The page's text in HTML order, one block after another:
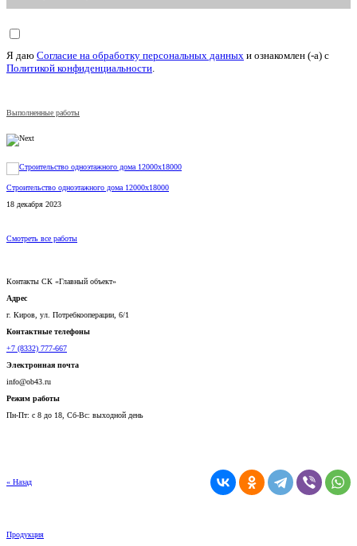
Я даю Согласие на обработку персональных данных и ознакомлен (-а) c
Политикой конфиденциальности.
Выполненные работы
Строительство одноэтажного дома 12000x18000
18 декабря 2023
Смотреть все работы
Контакты СК «Главный объект»
Адрес
г. Киров, ул. Потребкооперации, 6/1
Контактные телефоны
+7 (8332) 777-667
Электронная почта
info@ob43.ru
Режим работы
Пн-Пт: с 8 до 18, Сб-Вс: выходной день
« Назад
Продукция